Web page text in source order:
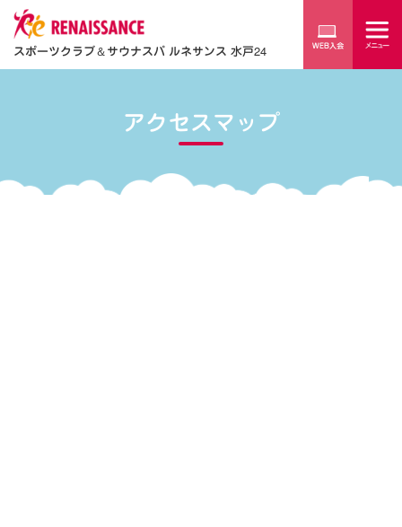
スポーツクラブ＆サウナスパ ルネサンス 水戸24
アクセスマップ